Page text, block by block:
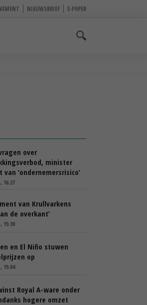
NIEUWSBRIEF E-PAPER
over
minister
van ‘ondernemersrisico’
16:27
van Krullvarkens
de overkant’
15:30
en El Niño stuwen
op
15:04
Royal A-ware onder
hogere omzet